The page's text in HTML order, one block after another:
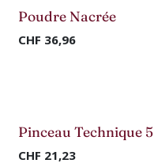
Nouveau !
Poudre Nacrée
CHF 36,96
Nouveau !
Pinceau Technique 5
CHF 21,23